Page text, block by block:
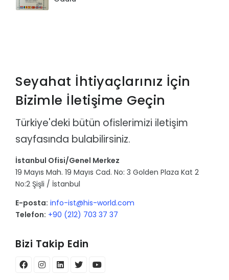
Seyahat İhtiyaçlarınız İçin
Bizimle İletişime Geçin
Türkiye'deki bütün ofislerimizi iletişim
sayfasında bulabilirsiniz.
İstanbul Ofisi/Genel Merkez
19 Mayıs Mah. 19 Mayıs Cad. No: 3 Golden Plaza Kat 2
No:2 Şişli / İstanbul
E-posta: info-ist@his-world.com
Telefon: +90 (212) 703 37 37
Bizi Takip Edin